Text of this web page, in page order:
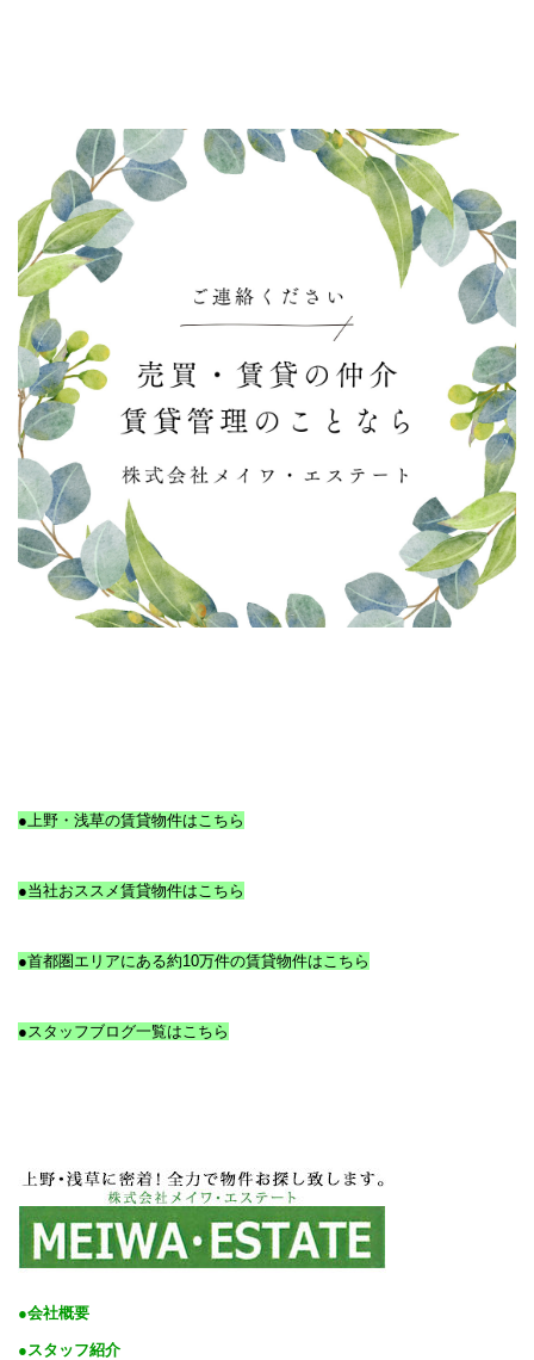
●上野・浅草の賃貸物件はこちら
●当社おススメ賃貸物件はこちら
●首都圏エリアにある約10万件の賃貸物件はこちら
●スタッフブログ一覧はこちら
●会社概要
●スタッフ紹介